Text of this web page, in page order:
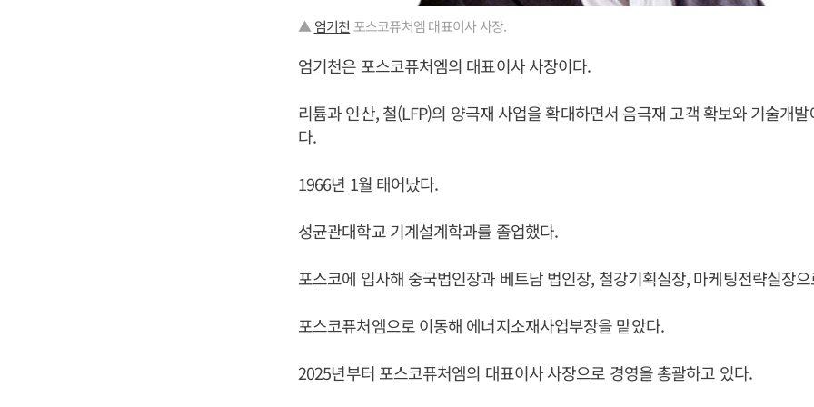
▲ 엄기천 포스코퓨처엠 대표이사 사장.
엄기천은 포스코퓨처엠의 대표이사 사장이다.
리튬과 인산, 철(LFP)의 양극재 사업을 확대하면서 음극재 고객 확보와 기술개
다.
1966년 1월 태어났다.
성균관대학교 기계설계학과를 졸업했다.
포스코에 입사해 중국법인장과 베트남 법인장, 철강기획실장, 마케팅전략실장
포스코퓨처엠으로 이동해 에너지소재사업부장을 맡았다.
2025년부터 포스코퓨처엠의 대표이사 사장으로 경영을 총괄하고 있다.